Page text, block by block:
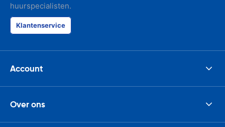
huurspecialisten.
Klantenservice
Account
Over ons